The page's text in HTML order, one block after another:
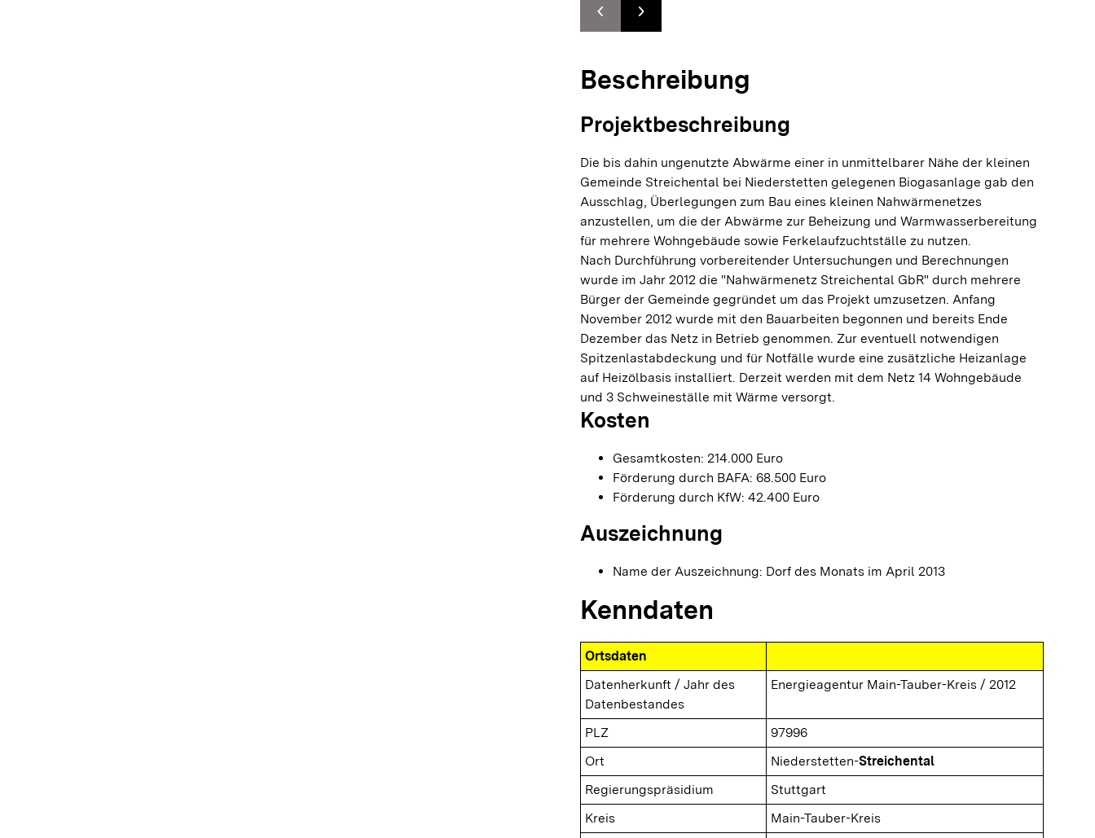
chevron_leftZur vorhergehenden Folie springen
chevron_rightZur nächsten Folie springen
Beschreibung
Projektbeschreibung
Die bis dahin ungenutzte Abwärme einer in unmittelbarer Nähe der kleinen
Gemeinde Streichental bei Niederstetten gelegenen Biogasanlage gab den
Ausschlag, Überlegungen zum Bau eines kleinen Nahwärmenetzes
anzustellen, um die der Abwärme zur Beheizung und Warmwasserbereitung
für mehrere Wohngebäude sowie Ferkelaufzuchtställe zu nutzen.
Nach Durchführung vorbereitender Untersuchungen und Berechnungen
wurde im Jahr 2012 die "Nahwärmenetz Streichental GbR" durch mehrere
Bürger der Gemeinde gegründet um das Projekt umzusetzen. Anfang
November 2012 wurde mit den Bauarbeiten begonnen und bereits Ende
Dezember das Netz in Betrieb genommen. Zur eventuell notwendigen
Spitzenlastabdeckung und für Notfälle wurde eine zusätzliche Heizanlage
auf Heizölbasis installiert. Derzeit werden mit dem Netz 14 Wohngebäude
und 3 Schweineställe mit Wärme versorgt.
Kosten
Gesamtkosten: 214.000 Euro
Förderung durch BAFA: 68.500 Euro
Förderung durch KfW: 42.400 Euro
Auszeichnung
Name der Auszeichnung: Dorf des Monats im April 2013
Kenndaten
Ortsdaten
Datenherkunft / Jahr des
Datenbestandes
Energieagentur Main-Tauber-Kreis / 2012
PLZ
97996
Ort
Niederstetten-Streichental
Regierungspräsidium
Stuttgart
Kreis
Main-Tauber-Kreis